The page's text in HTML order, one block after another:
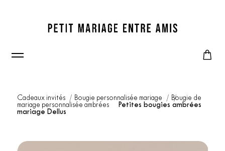
Cadeaux invités Bougie personnalisée mariage
Bougie de
mariage personnalisée ambrées
Petites bougies ambrées
mariage Dellus